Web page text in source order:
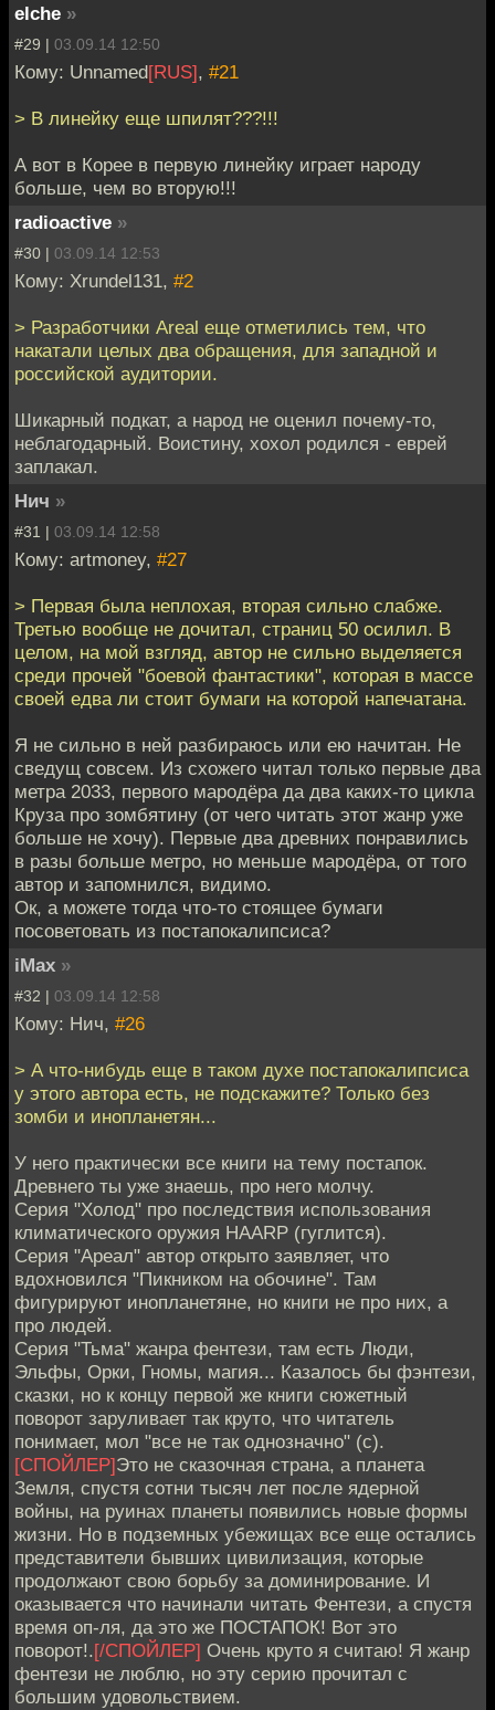
elche »
#29 | 03.09.14 12:50
Кому: Unnamed[RUS], #21
> В линейку еще шпилят???!!!
А вот в Корее в первую линейку играет народу
больше, чем во вторую!!!
radioactive »
#30 | 03.09.14 12:53
Кому: Xrundel131, #2
> Разработчики Areal еще отметились тем, что
накатали целых два обращения, для западной и
российской аудитории.
Шикарный подкат, а народ не оценил почему-то,
неблагодарный. Воистину, хохол родился - еврей
заплакал.
Нич »
#31 | 03.09.14 12:58
Кому: artmoney, #27
> Первая была неплохая, вторая сильно слабже.
Третью вообще не дочитал, страниц 50 осилил. В
целом, на мой взгляд, автор не сильно выделяется
среди прочей "боевой фантастики", которая в массе
своей едва ли стоит бумаги на которой напечатана.
Я не сильно в ней разбираюсь или ею начитан. Не
сведущ совсем. Из схожего читал только первые два
метра 2033, первого мародёра да два каких-то цикла
Круза про зомбятину (от чего читать этот жанр уже
больше не хочу). Первые два древних понравились
в разы больше метро, но меньше мародёра, от того
автор и запомнился, видимо.
Ок, а можете тогда что-то стоящее бумаги
посоветовать из постапокалипсиса?
iMax »
#32 | 03.09.14 12:58
Кому: Нич, #26
> А что-нибудь еще в таком духе постапокалипсиса
у этого автора есть, не подскажите? Только без
зомби и инопланетян...
У него практически все книги на тему постапок.
Древнего ты уже знаешь, про него молчу.
Серия "Холод" про последствия использования
климатического оружия HAARP (гуглится).
Серия "Ареал" автор открыто заявляет, что
вдохновился "Пикником на обочине". Там
фигурируют инопланетяне, но книги не про них, а
про людей.
Серия "Тьма" жанра фентези, там есть Люди,
Эльфы, Орки, Гномы, магия... Казалось бы фэнтези,
сказки, но к концу первой же книги сюжетный
поворот заруливает так круто, что читатель
понимает, мол "все не так однозначно" (с).
[СПОЙЛЕР]Это не сказочная страна, а планета
Земля, спустя сотни тысяч лет после ядерной
войны, на руинах планеты появились новые формы
жизни. Но в подземных убежищах все еще остались
представители бывших цивилизация, которые
продолжают свою борьбу за доминирование. И
оказывается что начинали читать Фентези, а спустя
время оп-ля, да это же ПОСТАПОК! Вот это
поворот!.[/СПОЙЛЕР] Очень круто я считаю! Я жанр
фентези не люблю, но эту серию прочитал с
большим удовольствием.